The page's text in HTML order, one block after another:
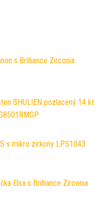
s Brilliance Zirconia
SHULIEN pozlacený 14 kt.
s mikro zirkony LPS1043
Elsa s Brilliance Zirconia